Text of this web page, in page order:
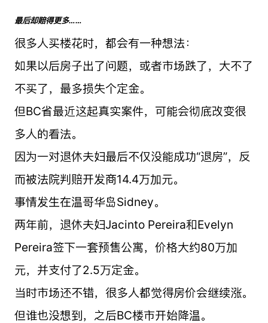
最后却赔得更多……
很多人买楼花时，都会有一种想法：
如果以后房子出了问题，或者市场跌了，大不了
不买了，最多损失个定金。
但BC省最近这起真实案件，可能会彻底改变很
多人的看法。
因为一对退休夫妇最后不仅没能成功“退房”，反
而被法院判赔开发商14.4万加元。
事情发生在温哥华岛Sidney。
两年前，退休夫妇Jacinto Pereira和Evelyn
Pereira签下一套预售公寓，价格大约80万加
元，并支付了2.5万定金。
当时市场还不错，很多人都觉得房价会继续涨。
但谁也没想到，之后BC楼市开始降温。